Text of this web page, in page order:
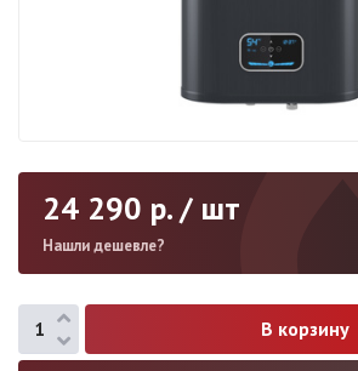
24 290 р. / шт
Нашли дешевле?